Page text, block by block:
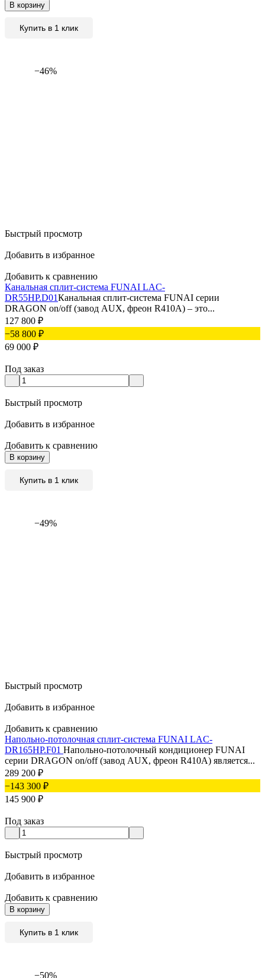
В корзину
Купить в 1 клик
−46%
Быстрый просмотр
Добавить в избранное
Добавить к сравнению
Канальная сплит-система FUNAI LAC-
DR55HP.D01Канальная сплит-система FUNAI серии
DRAGON on/off (завод AUX, фреон R410А) – это...
127 800 ₽
−58 800 ₽
69 000 ₽
Под заказ
Быстрый просмотр
Добавить в избранное
Добавить к сравнению
В корзину
Купить в 1 клик
−49%
Быстрый просмотр
Добавить в избранное
Добавить к сравнению
Напольно-потолочная сплит-система FUNAI LAC-
DR165HP.F01 Напольно-потолочный кондиционер FUNAI
серии DRAGON on/off (завод AUX, фреон R410А) является...
289 200 ₽
−143 300 ₽
145 900 ₽
Под заказ
Быстрый просмотр
Добавить в избранное
Добавить к сравнению
В корзину
Купить в 1 клик
−50%